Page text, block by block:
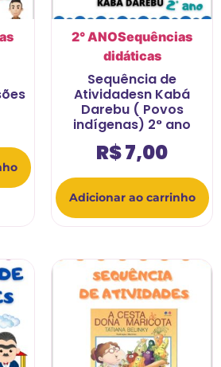
2° ANOSequências
didáticas
Sequência de
Atividadesn Kabá
Darebu ( Povos
indígenas) 2° ano
R$7,00
Adicionar ao carrinho